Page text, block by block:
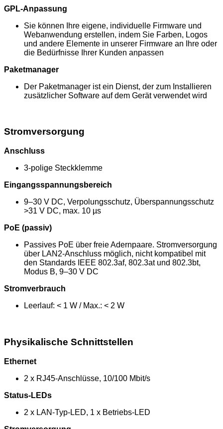
GPL-Anpassung
Sie können Ihre eigene, individuelle Firmware und
Webanwendung erstellen, indem Sie Farben, Logos
und andere Elemente in unserer Firmware an Ihre oder
die Bedürfnisse Ihrer Kunden anpassen
Paketmanager
Der Paketmanager ist ein Dienst, der zum Installieren
zusätzlicher Software auf dem Gerät verwendet wird
Stromversorgung
Anschluss
3-polige Steckklemme
Eingangsspannungsbereich
9–30 V DC, Verpolungsschutz, Überspannungsschutz
>31 V DC, max. 10 µs
PoE (passiv)
Passives PoE über freie Adernpaare. Stromversorgung
über LAN2-Anschluss möglich, nicht kompatibel mit
den Standards IEEE 802.3af, 802.3at und 802.3bt,
Modus B, 9–30 V DC
Stromverbrauch
Leerlauf: < 1 W / Max.: < 2 W
Physikalische Schnittstellen
Ethernet
2 x RJ45-Anschlüsse, 10/100 Mbit/s
Status-LEDs
2 x LAN-Typ-LED, 1 x Betriebs-LED